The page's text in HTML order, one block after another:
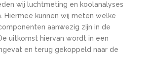
wij luchtmeting en koolanalyses
Hiermee kunnen wij meten welke
aanwezig zijn in de
uitkomst hiervan wordt in een
en terug gekoppeld naar de